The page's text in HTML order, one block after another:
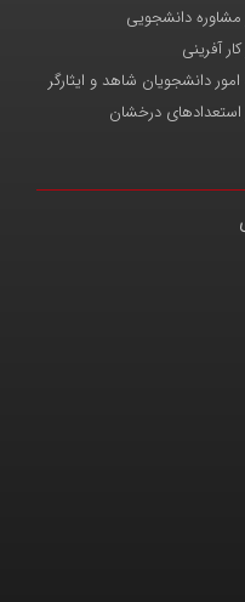
مشاوره دانشجویی
آفرینی
امور دانشجویان شاهد و ایثارگر
استعدادهای درخشان